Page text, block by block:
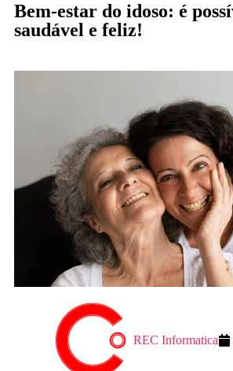
Bem-estar do idoso: é
saudável e feliz!
REC Informatica